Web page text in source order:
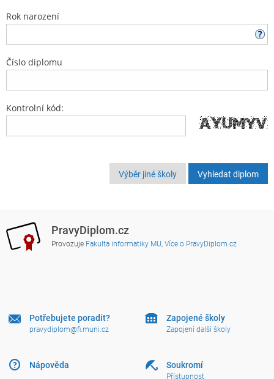
Rok narození
Číslo diplomu
Kontrolní kód:
Výběr jiné školy
PravyDiplom.cz
Provozuje Fakulta informatiky MU, Více o PravyDiplom.cz
Potřebujete poradit?
pravydiplom@fi.muni.cz
Nápověda
Zapojené školy
Zapojení další školy
Soukromí
Přístupnost